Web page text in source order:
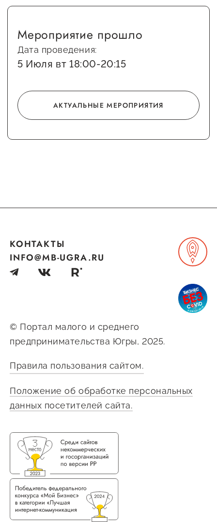
Каталог маркетплейсов
Каталог креативной
Госзакупки для малого
бизнеса
предпринимателей
Сообщить о нарушении
АвтоУСН
О фонде
Общая информация
Органы управления и надзора
Документы
Контакты
Вакансии
Мероприятие прошло
Дата проведения:
5 Июля вт 18:00-20:15
АКТУАЛЬНЫЕ МЕРОПРИЯТИЯ
© Портал малого и среднего
предпринимательства Югры, 2025.
Правила пользования сайтом.
Положение об обработке персональных
данных посетителей сайта.
КОНТАКТЫ
INFO@MB-UGRA.RU